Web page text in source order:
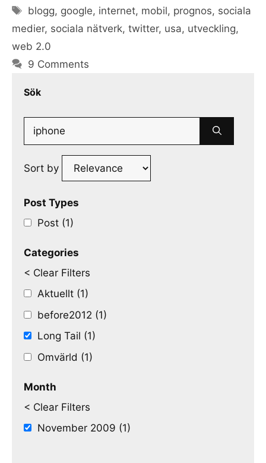
Tags
blogg, google, internet, mobil, prognos, sociala
medier, sociala nätverk, twitter, usa, utveckling,
web 2.0
9 Comments
Sök
Search
for:
Sort by
Post Types
Post (1)
Categories
< Clear Filters
Aktuellt (1)
before2012 (1)
Long Tail (1)
Omvärld (1)
Month
< Clear Filters
November 2009 (1)